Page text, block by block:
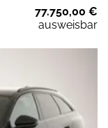
77.750,00 €
ausweisbar